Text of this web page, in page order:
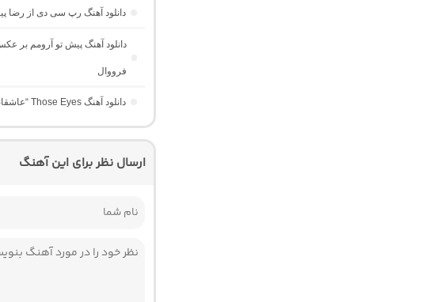
دانلود آهنگ رپ سی دی از رضا
دانلود آهنگ پیش تو آرومم بر
فرووال
دانلود آهنگ Those Eyes “عاشقانه خارجی برای ریلز” از Advait Saraiya
ارسال نظر برای این آهنگ